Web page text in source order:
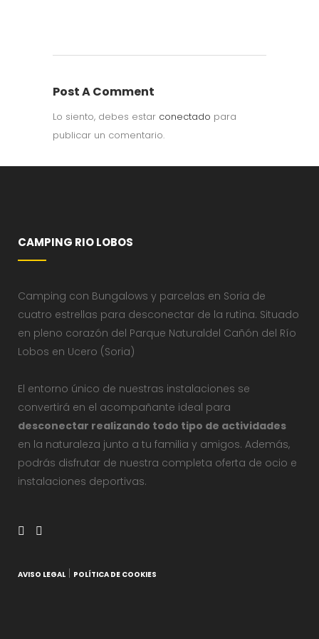
Post A Comment
Lo siento, debes estar conectado para
publicar un comentario.
CAMPING RIO LOBOS
Camping con Bungalows y parcelas en Soria de
cuatro estrellas para desconectar de la rutina. Situado
en pleno corazón del Parque Naturaldel Cañón del Río
Lobos en Ucero (Soria)
El entorno único de nuestras instalaciones se
convertirá en el acompañante ideal para
desconectar realizando todo tipo de actividades
en la naturaleza junto a tu familia y amigos. Además,
podrás disfrutar de nuestra completa oferta de ocio e
instalaciones deportivas.
AVISO LEGAL POLÍTICA DE COOKIES